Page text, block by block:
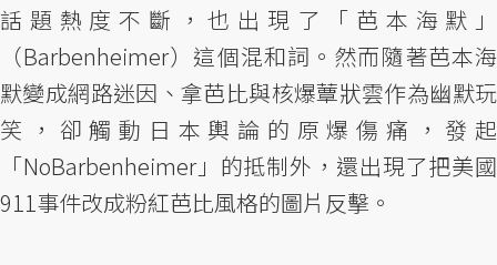
話題熱度不斷，也出現了「芭本海默」
（Barbenheimer）這個混和詞。然而隨著芭本海
默變成網路迷因、拿芭比與核爆蕈狀雲作為幽默玩
笑，卻觸動日本輿論的原爆傷痛，發起
「NoBarbenheimer」的抵制外，還出現了把美國
911事件改成粉紅芭比風格的圖片反擊。